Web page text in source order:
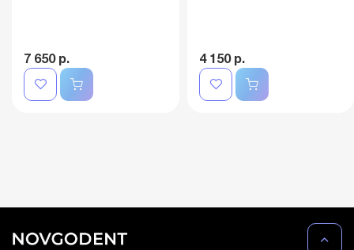
7 650 р. 4 150 р.